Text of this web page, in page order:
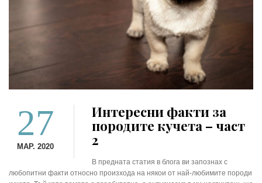
27
МАР. 2020
Интересни факти за
породите кучета – част
2
В предната статия в блога ви запознах с
любопитни факти относно произхода на някои от най-любимите породи